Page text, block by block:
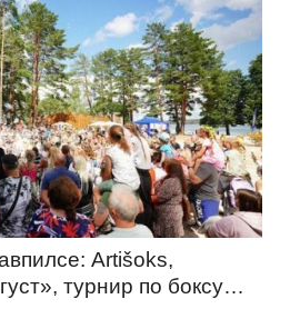
Artišoks,
турнир по боксу…